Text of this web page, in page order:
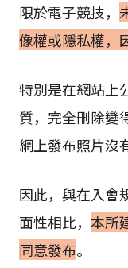
限於電子競技，
像權或隱私權，
特別是在網站上
質，完全刪除變
網上發布照片沒
因此，與在入會
面性相比， 本所
同意發布。